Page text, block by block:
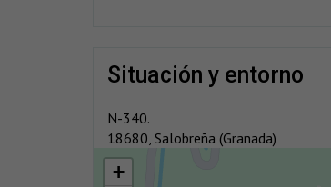
situación y entorno
N-340.
18680, Salobreña (Granada)
+